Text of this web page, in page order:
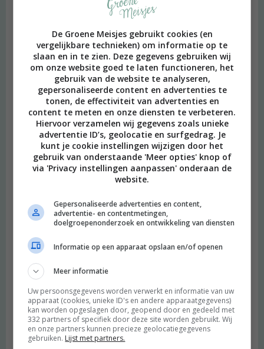
De Groene Meisjes gebruikt cookies (en
vergelijkbare technieken) om informatie op te
slaan en in te zien. Deze gegevens gebruiken wij
om onze website goed te laten functioneren, het
gebruik van de website te analyseren,
gepersonaliseerde content en advertenties te
tonen, de effectiviteit van advertenties en
content te meten en onze diensten te verbeteren.
Hiervoor verzamelen wij gegevens zoals unieke
advertentie ID’s, geolocatie en surfgedrag. Je
kunt je cookie instellingen wijzigen door het
gebruik van onderstaande 'Meer opties' knop of
via 'Privacy instellingen aanpassen' onderaan de
website.
Gepersonaliseerde advertenties en content,
advertentie- en contentmetingen,
doelgroepenonderzoek en ontwikkeling van diensten
Informatie op een apparaat opslaan en/of openen
Meer informatie
Uw persoonsgegevens worden verwerkt en informatie van uw
apparaat (cookies, unieke ID's en andere apparaatgegevens)
kan worden opgeslagen door, geopend door en gedeeld met
332 partners of specifiek door deze site worden gebruikt. Wij
en onze partners kunnen precieze geolocatiegegevens
gebruiken. Lijst met partners.